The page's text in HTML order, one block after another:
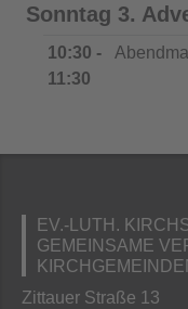
Sonntag 3.
10:30 -
11:30
EV.-LUTH.
GEMEINSAME
Zittauer Straße 13